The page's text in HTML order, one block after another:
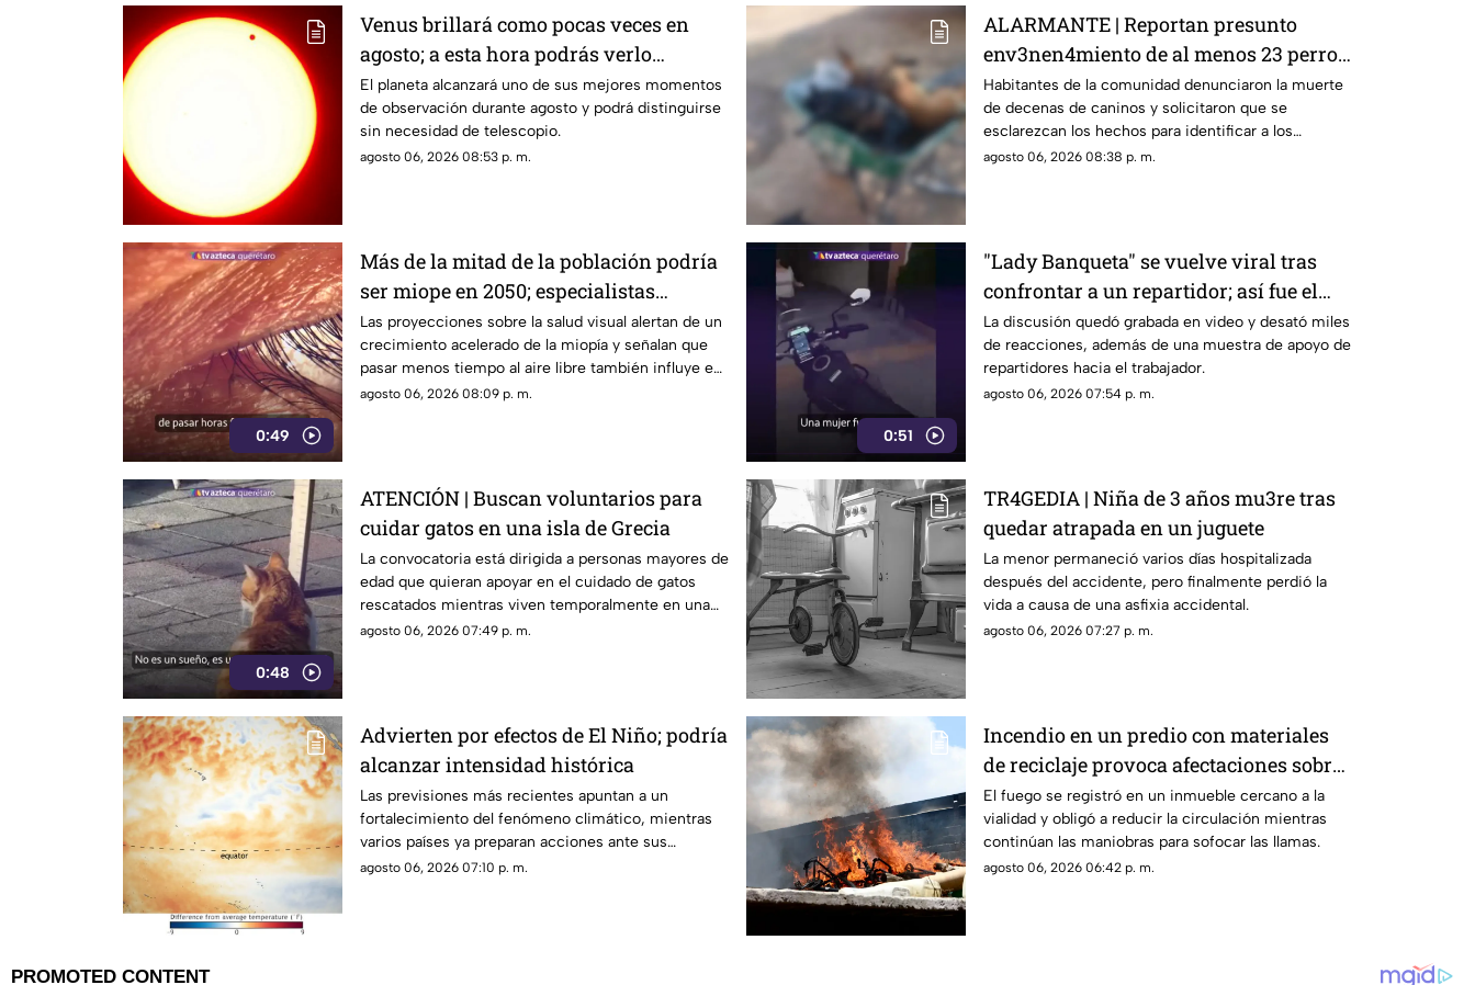
Venus brillará como pocas veces en
agosto; a esta hora podrás verlo
durante este mes
El planeta alcanzará uno de sus mejores momentos
de observación durante agosto y podrá distinguirse
sin necesidad de telescopio.
agosto 06, 2026 08:53 p. m.
ALARMANTE | Reportan presunto
env3nen4miento de al menos 23 perros
en esta zona de Querétaro: IMAGENES
SENSIBLES
Habitantes de la comunidad denunciaron la muerte
de decenas de caninos y solicitaron que se
esclarezcan los hechos para identificar a los
posibles responsables.
agosto 06, 2026 08:38 p. m.
0:49
Más de la mitad de la población podría
ser miope en 2050; especialistas
advierten las causas
Las proyecciones sobre la salud visual alertan de un
crecimiento acelerado de la miopía y señalan que
pasar menos tiempo al aire libre también influye en
su desarrollo.
agosto 06, 2026 08:09 p. m.
0:51
"Lady Banqueta" se vuelve viral tras
confrontar a un repartidor; así fue el
momento
La discusión quedó grabada en video y desató miles
de reacciones, además de una muestra de apoyo de
repartidores hacia el trabajador.
agosto 06, 2026 07:54 p. m.
0:48
ATENCIÓN | Buscan voluntarios para
cuidar gatos en una isla de Grecia
La convocatoria está dirigida a personas mayores de
edad que quieran apoyar en el cuidado de gatos
rescatados mientras viven temporalmente en una
isla griega.
agosto 06, 2026 07:49 p. m.
TR4GEDIA | Niña de 3 años mu3re tras
quedar atrapada en un juguete
La menor permaneció varios días hospitalizada
después del accidente, pero finalmente perdió la
vida a causa de una asfixia accidental.
agosto 06, 2026 07:27 p. m.
Advierten por efectos de El Niño; podría
alcanzar intensidad histórica
Las previsiones más recientes apuntan a un
fortalecimiento del fenómeno climático, mientras
varios países ya preparan acciones ante sus
posibles efectos.
agosto 06, 2026 07:10 p. m.
Incendio en un predio con materiales
de reciclaje provoca afectaciones sobre
la carretera 57
El fuego se registró en un inmueble cercano a la
vialidad y obligó a reducir la circulación mientras
continúan las maniobras para sofocar las llamas.
agosto 06, 2026 06:42 p. m.